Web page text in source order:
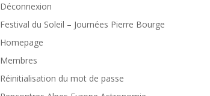
Déconnexion
Festival du Soleil – Journées Pierre Bourge
Homepage
Membres
Réinitialisation du mot de passe